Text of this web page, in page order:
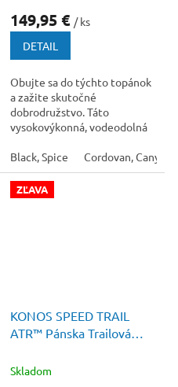
149,95 € / ks
DETAIL
Obujte sa do týchto topánok
a zažite skutočné
dobrodružstvo. Táto
vysokovýkonná, vodeodolná
obuv...
Black, Spice Cordovan, Canyon
ZĽAVA
KONOS SPEED TRAIL
ATR™ Pánska Trailová
Skladom